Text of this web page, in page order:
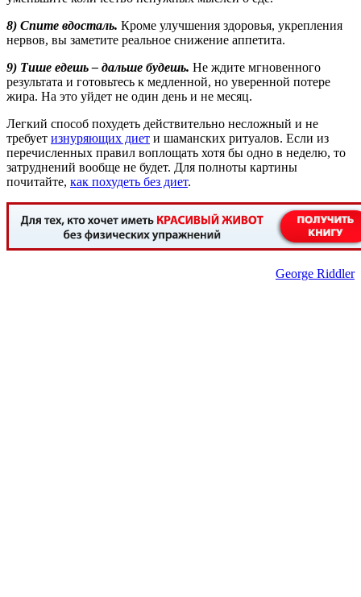
8) Спите вдосталь. Кроме улучшения здоровья, укрепления
нервов, вы заметите реальное снижение аппетита.
9) Тише едешь – дальше будешь. Не ждите мгновенного
результата и готовьтесь к медленной, но уверенной потере
жира. На это уйдет не один день и не месяц.
Легкий способ похудеть действительно несложный и не
требует изнуряющих диет и шаманских ритуалов. Если из
перечисленных правил воплощать хотя бы одно в неделю, то
затруднений вообще не будет. Для полноты картины
почитайте, как похудеть без диет.
George Riddler